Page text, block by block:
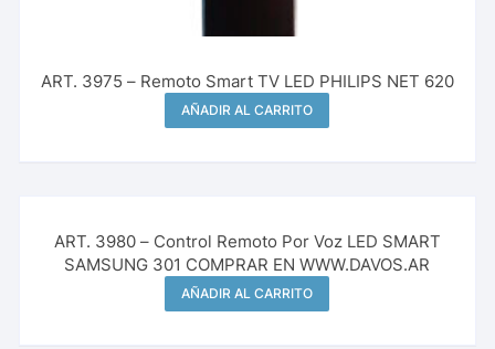
ART. 3975 – Remoto Smart TV LED PHILIPS NET 620
AÑADIR AL CARRITO
ART. 3980 – Control Remoto Por Voz LED SMART
SAMSUNG 301 COMPRAR EN WWW.DAVOS.AR
AÑADIR AL CARRITO